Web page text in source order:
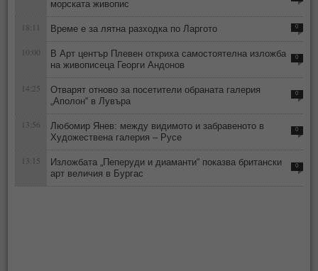
морската живопис
18:11 Време е за лятна разходка по Ларгото 0
10:00
В Арт център Плевен откриха самостоятелна изложба
на живописеца Георги Андонов
0
14:25
Отварят отново за посетители обраната галерия
„Аполон“ в Лувъра
0
13:56
Любомир Янев: между видимото и забравеното в
Художествена галерия – Русе
0
13:15
Изложбата „Пеперуди и диаманти“ показва британски
арт величия в Бургас
0